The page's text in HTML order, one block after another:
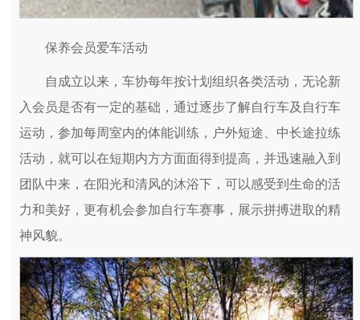
保养会员爱车活动
自成立以来，车协每年按计划组织各类活动，无论新
入会员是否有一定的基础，通过逐步了解自行车及自行车
运动，参加每周室内的体能训练，户外短途、中长途拉练
活动，就可以在短期内方方面面得到提高，并迅速融入到
团队中来，在阳光和清风的沐浴下，可以感受到生命的活
力和美好，更有机会参加自行车赛事，展示拼搏进取的精
神风貌。